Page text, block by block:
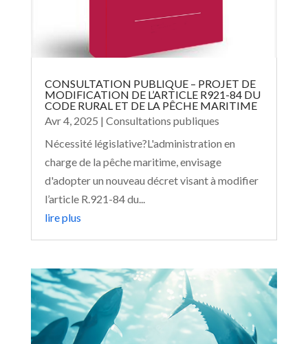
CONSULTATION PUBLIQUE – PROJET DE
MODIFICATION DE L’ARTICLE R921-84 DU
CODE RURAL ET DE LA PÊCHE MARITIME
Avr 4, 2025 | Consultations publiques
Nécessité législative?L'administration en
charge de la pêche maritime, envisage
d'adopter un nouveau décret visant à modifier
l’article R.921-84 du...
lire plus